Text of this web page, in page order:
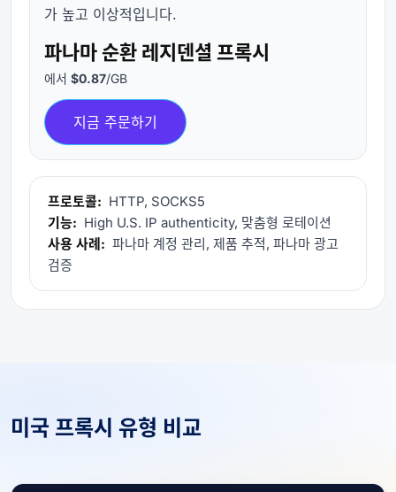
가 높고 이상적입니다.
파나마 순환 레지덴셜 프록시
에서 $0.87/GB
지금 주문하기
프로토콜: HTTP, SOCKS5
기능: High U.S. IP authenticity, 맞춤형 로테이션
사용 사례: 파나마 계정 관리, 제품 추적, 파나마 광고
검증
미국 프록시 유형 비교